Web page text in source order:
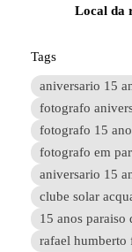
Local da
Tags
aniversario 15
fotografo
fotografo 15
fotografo em
aniversario 15
clube solar
15 anos paraiso
rafael humberto